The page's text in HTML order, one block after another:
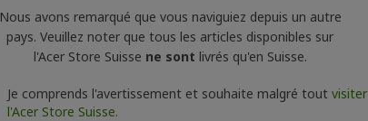
Nous avons remarqué que vous naviguiez depuis un autre
pays. Veuillez noter que tous les articles disponibles sur
l'Acer Store Suisse ne sont livrés qu'en Suisse.
Je comprends l'avertissement et souhaite malgré tout visiter
l'Acer Store Suisse.